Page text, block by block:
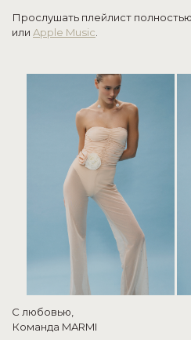
Прослушать плейлист
или Apple Music
С любовью,
Команда MARMI